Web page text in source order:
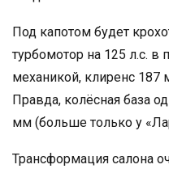
Под капотом будет
турбомотор на 125 л.с. в
механикой, клиренс 187
Правда, колёсная база
мм (больше только у
Трансформация салона